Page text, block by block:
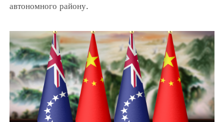
автономного району.